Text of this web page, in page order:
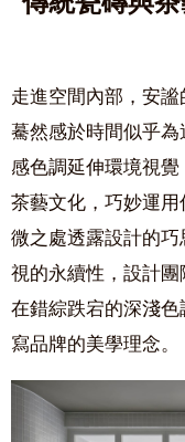
走進空間內部，安謐
驀然感於時間似乎
感色調延伸環境視
茶藝文化，巧妙運
微之處透露設計的
視的永續性，設計團
在錯綜跌宕的深淺
寫品牌的美學理念。